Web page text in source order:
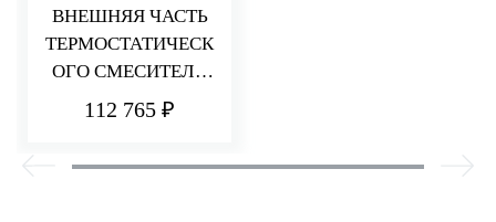
ВНЕШНЯЯ ЧАСТЬ
ТЕРМОСТАТИЧЕСК
ОГО СМЕСИТЕЛЯ
ДЛЯ ДУША НА 3
112 765 ₽